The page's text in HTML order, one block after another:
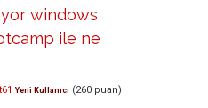
windows
ile ne
Yeni Kullanıcı (260 puan)